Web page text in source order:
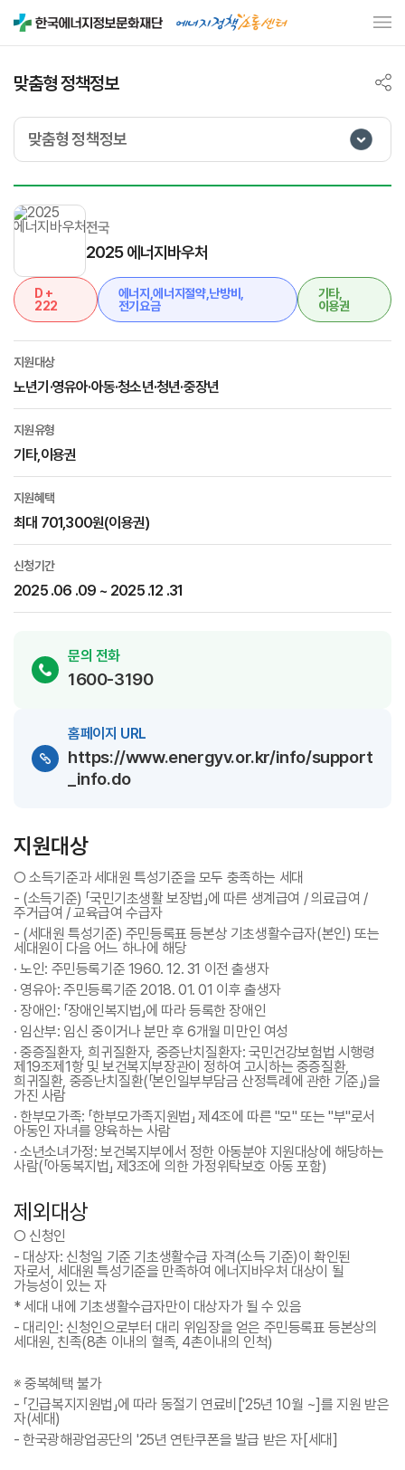
맞춤형 정책정보
맞춤형 정책정보
전국
2025 에너지바우처
D +
222
에너지,에너지절약,난방비,
전기요금
기타,
이용권
지원대상
노년기·영유아·아동·청소년·청년·중장년
지원유형
기타,이용권
지원혜택
최대 701,300원(이용권)
신청기간
2025 .06 .09 ~ 2025 .12 .31
문의 전화
1600-3190
홈페이지 URL
https://www.energyv.or.kr/info/support
_info.do
지원대상
○ 소득기준과 세대원 특성기준을 모두 충족하는 세대
- (소득기준) 「국민기초생활 보장법」에 따른 생계급여 / 의료급여 /
주거급여 / 교육급여 수급자
- (세대원 특성기준) 주민등록표 등본상 기초생활수급자(본인) 또는
세대원이 다음 어느 하나에 해당
· 노인: 주민등록기준 1960. 12. 31 이전 출생자
· 영유아: 주민등록기준 2018. 01. 01 이후 출생자
· 장애인: 「장애인복지법」에 따라 등록한 장애인
· 임산부: 임신 중이거나 분만 후 6개월 미만인 여성
· 중증질환자, 희귀질환자, 중증난치질환자: 국민건강보험법 시행령
제19조제1항 및 보건복지부장관이 정하여 고시하는 중증질환,
희귀질환, 중증난치질환(「본인일부부담금 산정특례에 관한 기준」)을
가진 사람
· 한부모가족: 「한부모가족지원법」 제4조에 따른 "모" 또는 "부"로서
아동인 자녀를 양육하는 사람
· 소년소녀가정: 보건복지부에서 정한 아동분야 지원대상에 해당하는
사람(「아동복지법」 제3조에 의한 가정위탁보호 아동 포함)
제외대상
○ 신청인
- 대상자: 신청일 기준 기초생활수급 자격(소득 기준)이 확인된
자로서, 세대원 특성기준을 만족하여 에너지바우처 대상이 될
가능성이 있는 자
* 세대 내에 기초생활수급자만이 대상자가 될 수 있음
- 대리인: 신청인으로부터 대리 위임장을 얻은 주민등록표 등본상의
세대원, 친족(8촌 이내의 혈족, 4촌이내의 인척)
※ 중복혜택 불가
- 「긴급복지지원법」에 따라 동절기 연료비['25년 10월 ~]를 지원 받은
자(세대)
- 한국광해광업공단의 '25년 연탄쿠폰을 발급 받은 자[세대]